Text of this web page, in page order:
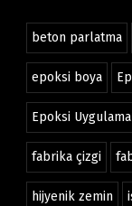
beton parlatma
epoksi boya
Epoksi Uygulama
fabrika çizgi
hijyenik zemin